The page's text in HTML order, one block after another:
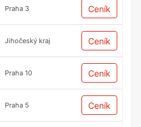
Praha 3 Ceník
Jihočeský kraj Ceník
Praha 10 Ceník
Praha 5 Ceník